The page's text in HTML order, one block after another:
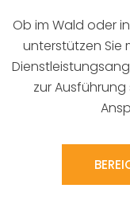
Ob im Wald oder
unterstützen Sie
zur